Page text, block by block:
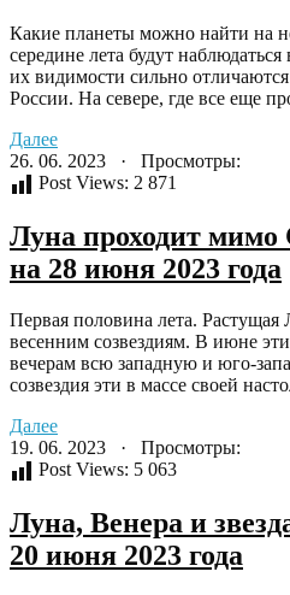
Какие планеты можно найти на
середине лета будут
их видимости сильно
России. На севере, где все еще
Далее
26. 06. 2023 · Просмотры:
Post Views: 2 871
Луна проходит мимо
на 28 июня 2023 года
Первая половина лета. Растущая
весенним созвездиям. В июне
вечерам всю западную и юго-
созвездия эти в массе своей
Далее
19. 06. 2023 · Просмотры:
Post Views: 5 063
Луна, Венера и
20 июня 2023 года